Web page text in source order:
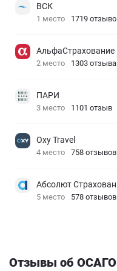
ВСК
1 место 1719
АльфаСтрахование
2 место 1303 отзыва
ПАРИ
3 место 1101 отзыв
Oxy Travel
4 место 758 отзывов
Абсолют
5 место 578 отзывов
Отзывы об ОСАГО